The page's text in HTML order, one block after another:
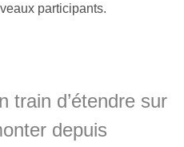
participants.
train d’étendre sur
depuis